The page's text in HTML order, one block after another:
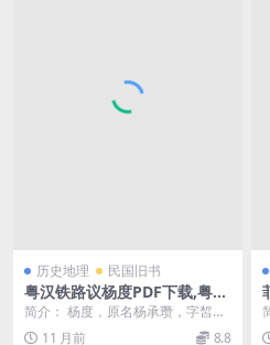
历史地理 民国旧书
粤汉铁路议杨度PDF下载,粤汉
铁路研究史料
简介： 杨度，原名杨承瓒，字皙
子，号虎公、虎禅等，湖南湘潭
11 月前 8.8